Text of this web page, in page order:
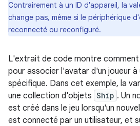
Contrairement à un ID d'appareil, la
change pas, même si le périphérique
reconnecté ou reconfiguré.
L'extrait de code montre
pour associer l'avatar d'un joueur à
spécifique. Dans cet exemple, la
une collection d'objets Ship . Un
est créé dans le jeu lorsqu'un
est connecté par un utilisateur, et